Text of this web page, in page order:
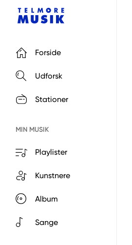
Forside
Udforsk
Stationer
MIN MUSIK
Playlister
Kunstnere
Album
Sange